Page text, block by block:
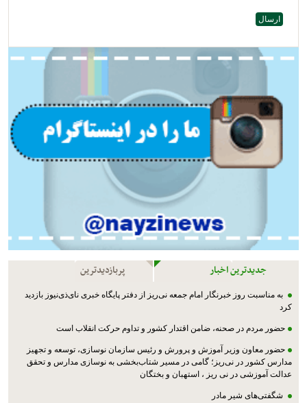
جدیدترین اخبار پربازدیدترین
به مناسبت روز خبرنگار امام جمعه نی‌ریز از دفتر پایگاه خبری نای‌ذی‌نیوز بازدید
کرد
حضور مردم در صحنه، ضامن اقتدار کشور و تداوم حرکت انقلاب است
حضور معاون وزیر آموزش و پرورش و رئیس سازمان نوسازی، توسعه و تجهیز
مدارس کشور در نی‌ریز؛ گامی در مسیر شتاب‌بخشی به نوسازی مدارس و تحقق
عدالت آموزشی در نی ریز ، استهبان و بختگان
شگفتی‌های شیر مادر